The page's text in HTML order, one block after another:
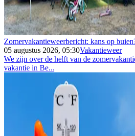
Zomervakantieweerbericht: kans op
05 augustus 2026, 05:30Vakantieweer
We zijn over de helft van de
vakantie in Be...